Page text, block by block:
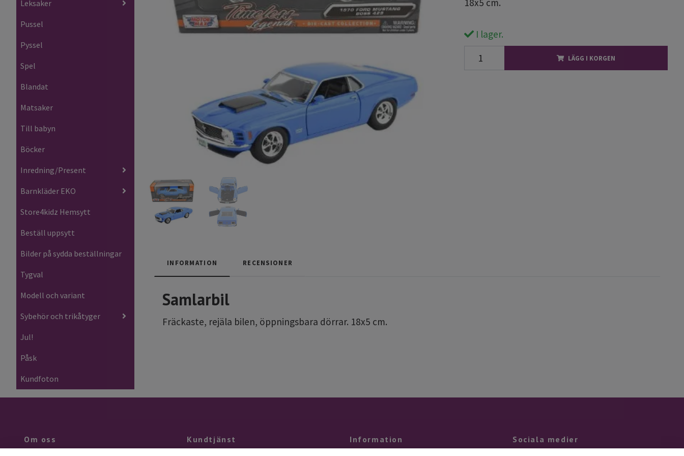
Leksaker
Pussel
Pyssel
Spel
Blandat
Matsaker
Till babyn
Böcker
Inredning/Present
Barnkläder EKO
Store4kidz Hemsytt
Beställ uppsytt
Bilder på sydda beställningar
Tygval
Modell och variant
Sybehör och trikåtyger
Jul!
Påsk
Kundfoton
18x5 cm.
I lager.
LÄGG I KORGEN
INFORMATION RECENSIONER
Samlarbil
Fräckaste, rejäla bilen, öppningsbara dörrar. 18x5 cm.
Om oss Kundtjänst Information Sociala medier